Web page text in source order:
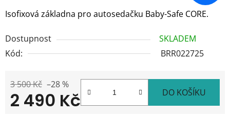
Isofixová základna pro autosedačku Baby-Safe CORE.
Dostupnost
SKLADEM
Kód:
BRR022725
3 500 Kč –28 %
2 490 Kč DO KOŠÍKU